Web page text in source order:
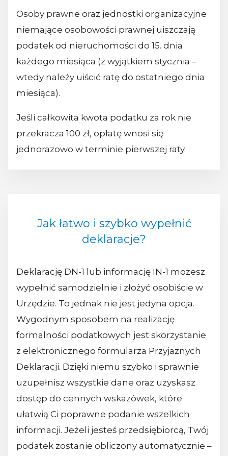
Osoby prawne oraz jednostki organizacyjne
niemające osobowości prawnej uiszczają
podatek od nieruchomości do 15. dnia
każdego miesiąca (z wyjątkiem stycznia –
wtedy należy uiścić ratę do ostatniego dnia
miesiąca).
Jeśli całkowita kwota podatku za rok nie
przekracza 100 zł, opłatę wnosi się
jednorazowo w terminie pierwszej raty.
Jak łatwo i szybko wypełnić
deklaracje?
Deklarację DN-1 lub informację IN-1 możesz
wypełnić samodzielnie i złożyć osobiście w
Urzędzie. To jednak nie jest jedyna opcja.
Wygodnym sposobem na realizację
formalności podatkowych jest skorzystanie
z elektronicznego formularza Przyjaznych
Deklaracji. Dzięki niemu szybko i sprawnie
uzupełnisz wszystkie dane oraz uzyskasz
dostęp do cennych wskazówek, które
ułatwią Ci poprawne podanie wszelkich
informacji. Jeżeli jesteś przedsiębiorcą, Twój
podatek zostanie obliczony automatycznie –